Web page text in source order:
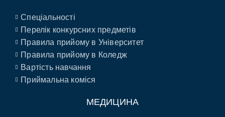
Спеціальності
Перелік конкурсних предметів
Правила прийому в Університет
Правила прийому в Коледж
Вартість навчання
Приймальна коміся
МЕДИЦИНА